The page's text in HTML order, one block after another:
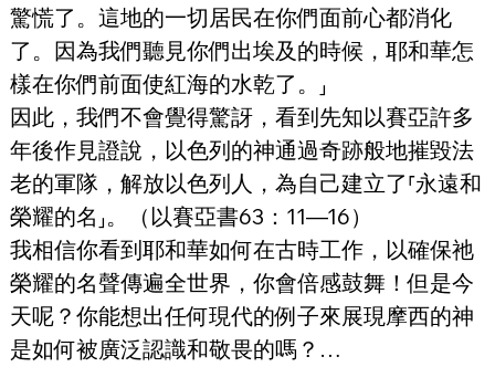
驚慌了。這地的一切居民在你們面前心都消化
了。因為我們聽見你們出埃及的時候，耶和華怎
樣在你們前面使紅海的水乾了。⸥
因此，我們不會覺得驚訝，看到先知以賽亞許多
年後作見證說，以色列的神通過奇跡般地摧毀法
老的軍隊，解放以色列人，為自己建立了⸢永遠和
榮耀的名⸥。（以賽亞書63：11—16）
我相信你看到耶和華如何在古時工作，以確保祂
榮耀的名聲傳遍全世界，你會倍感鼓舞！但是今
天呢？你能想出任何現代的例子來展現摩西的神
是如何被廣泛認識和敬畏的嗎？…